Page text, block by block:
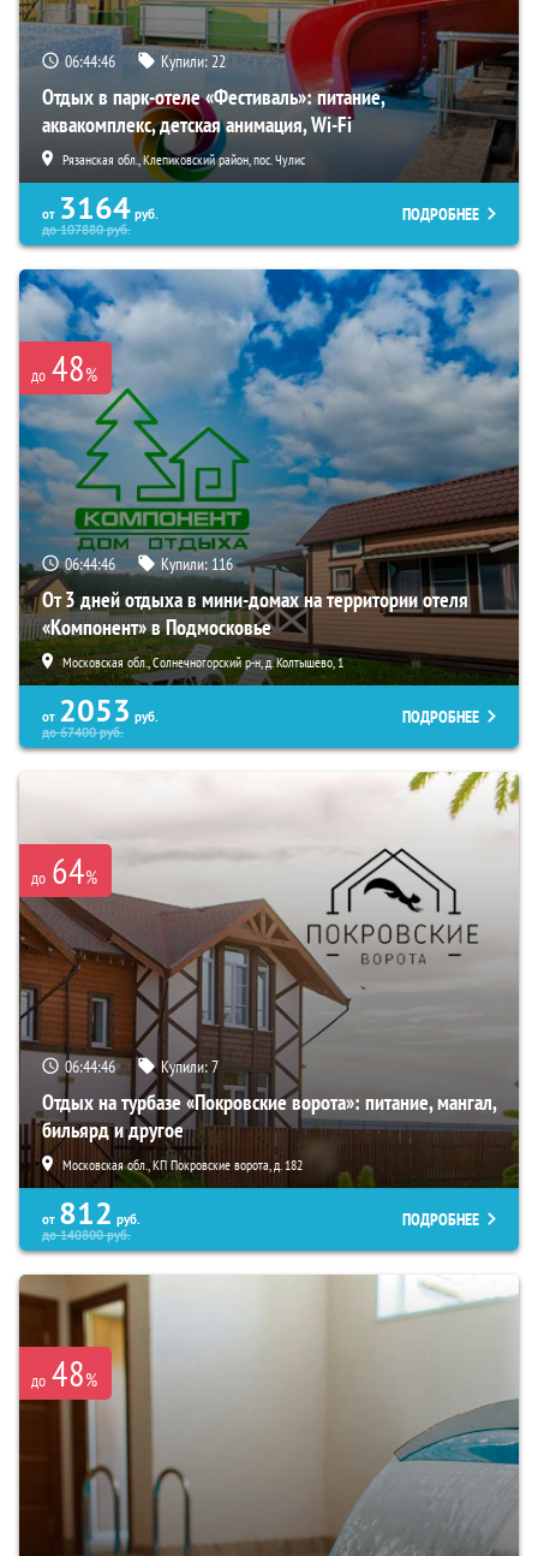
06:44:45 Купили:22
Отдых в парк-отеле «Фестиваль»: питание,
аквакомплекс, детская анимация, Wi-Fi
Рязанская обл., Клепиковский район, пос. Чулис
от 3164 руб.
до107880руб.
ПОДРОБНЕЕ
до 48%
06:44:45 Купили: 116
От 3 дней отдыха в мини-домах на территории отеля
«Компонент» в Подмосковье
Московская обл., Солнечногорский р-н, д. Колтышево, 1
от 2053 руб.
до67400руб.
ПОДРОБНЕЕ
до 64%
06:44:45 Купили:7
Отдых на турбазе «Покровские ворота»: питание, мангал,
бильярд и другое
Московская обл., КП Покровские ворота, д. 182
от 812 руб.
до140800руб.
ПОДРОБНЕЕ
до 48%